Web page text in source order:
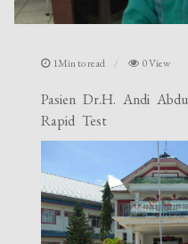
1Min to read 0 View
Pasien Dr.H. Andi
Rapid Test